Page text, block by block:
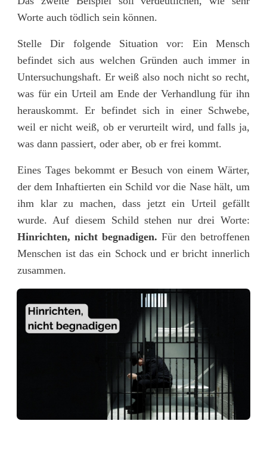
Worte auch tödlich sein können.
Stelle Dir folgende Situation vor: Ein Mensch
befindet sich aus welchen Gründen auch immer in
Untersuchungshaft. Er weiß also noch nicht so recht,
was für ein Urteil am Ende der Verhandlung für ihn
herauskommt. Er befindet sich in einer Schwebe,
weil er nicht weiß, ob er verurteilt wird, und falls ja,
was dann passiert, oder aber, ob er frei kommt.
Eines Tages bekommt er Besuch von einem Wärter,
der dem Inhaftierten ein Schild vor die Nase hält, um
ihm klar zu machen, dass jetzt ein Urteil gefällt
wurde. Auf diesem Schild stehen nur drei Worte:
Hinrichten, nicht begnadigen. Für den betroffenen
Menschen ist das ein Schock und er bricht innerlich
zusammen.